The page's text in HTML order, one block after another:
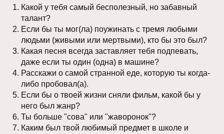
Какой у тебя самый бесполезный, но забавный
талант?
Если бы ты мог(ла) поужинать с тремя любыми
людьми (живыми или мертвыми), кто бы это был?
Какая песня всегда заставляет тебя подпевать,
даже если ты один (одна) в машине?
Расскажи о самой странной еде, которую ты когда-
либо пробовал(а).
Если бы о твоей жизни сняли фильм, какой бы у
него был жанр?
Ты больше "сова" или "жаворонок"?
Каким был твой любимый предмет в школе и